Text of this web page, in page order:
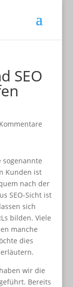
SEO
sogenannte
Kunden ist
nach der
SEO-Sicht ist
sich
bilden. Viele
manche
dies
wir die
Bereits